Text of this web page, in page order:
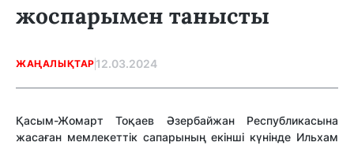
жоспарымен танысты
ЖАҢАЛЫҚТАР 12.03.2024
Қасым-Жомарт Тоқаев Әзербайжан Республикасына
жасаған мемлекеттік сапарының екінші күнінде Ильхам